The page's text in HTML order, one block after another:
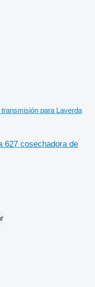
transmisión para Laverda
627 cosechadora de